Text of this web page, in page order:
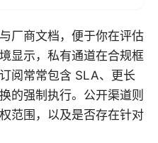
厂商文档，便于你在评估
显示，私有通道在合规框
阅常常包含 SLA、更长
的强制执行。公开渠道则
范围，以及是否存在针对